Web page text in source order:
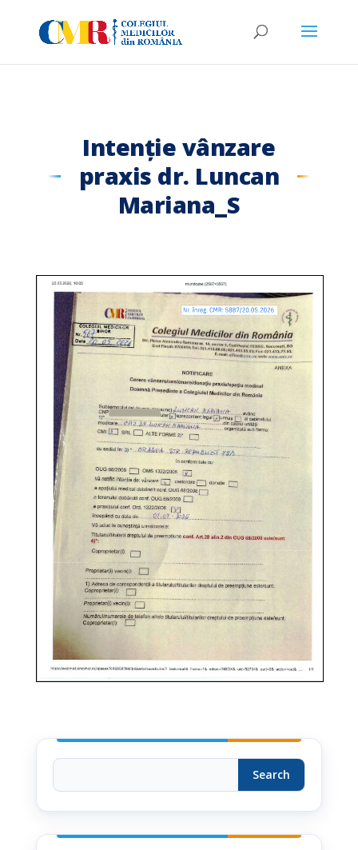
Intenție vânzare
praxis dr. Luncan
Mariana_S
Search